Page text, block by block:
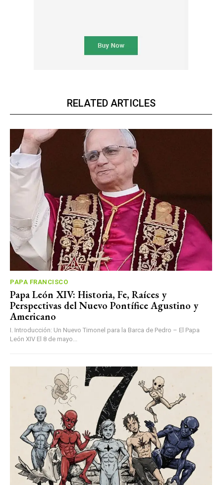
RELATED ARTICLES
PAPA FRANCISCO
Papa León XIV: Historia, Fe, Raíces y
Perspectivas del Nuevo Pontífice Agustino y
Americano
I. Introducción: Un Nuevo Timonel para la Barca de Pedro – El Papa
León XIV El 8 de mayo...